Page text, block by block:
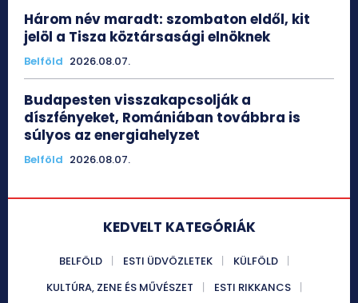
Három név maradt: szombaton eldől, kit
jelöl a Tisza köztársasági elnöknek
Belföld 2026.08.07.
Budapesten visszakapcsolják a
díszfényeket, Romániában továbbra is
súlyos az energiahelyzet
Belföld 2026.08.07.
KEDVELT KATEGÓRIÁK
BELFÖLD ESTI ÜDVÖZLETEK
KÜLFÖLD
KULTÚRA, ZENE ÉS MŰVÉSZET
ESTI RIKKANCS